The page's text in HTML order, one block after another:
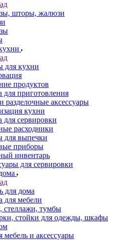
шторы, жалюзи
для кухни
продуктов
для приготовления
разделочные аксессуары
кухни
для сервировки
расходники
выпечки
приборы
инвентарь
для сервировки
для дома
для мебели
стеллажи, тумбы
стойки для одежды, шкафы
мебель и аксессуары